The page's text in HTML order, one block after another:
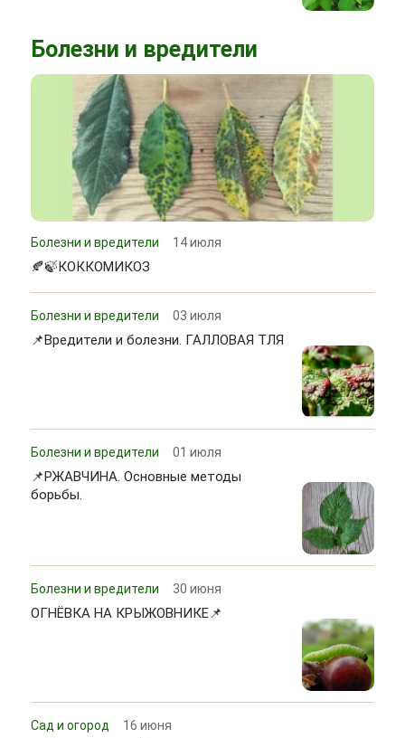
Болезни и вредители
Болезни и вредители 14 июля
🍂🍃КОККОМИКОЗ
Болезни и вредители 03 июля
📌Вредители и болезни. ГАЛЛОВАЯ ТЛЯ
Болезни и вредители 01 июля
📌РЖАВЧИНА. Основные методы
борьбы.
Болезни и вредители 30 июня
ОГНЁВКА НА КРЫЖОВНИКЕ📌
Сад и огород 16 июня